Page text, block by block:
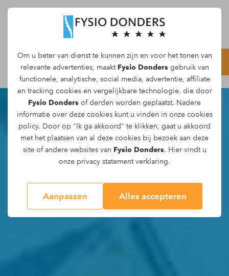
Om u beter van dienst te kunnen zijn en voor het tonen van
relevante advertenties, maakt Fysio Donders gebruik van
functionele, analytische, social media, advertentie, affiliate
en tracking cookiesen vergelijkbare technologie, die door
Fysio Donders of derden worden geplaatst. Nadere
informatie over deze cookies kunt u vinden in onze cookies
policy. Door op "Ik ga akkoord" te klikken, gaat u akkoord
met het plaatsen van al deze cookies bij bezoek aan deze
site of andere websites van Fysio Donders. Hier vindt u
onze privacy statementverklaring.
Aanpassen Alles accepteren